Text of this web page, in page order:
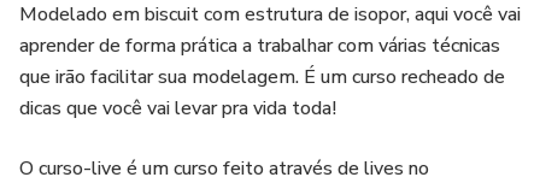
Modelado em biscuit com estrutura de isopor, aqui você vai
aprender de forma prática a trabalhar com várias técnicas
que irão facilitar sua modelagem. É um curso recheado de
dicas que você vai levar pra vida toda!
O curso-live é um curso feito através de lives no